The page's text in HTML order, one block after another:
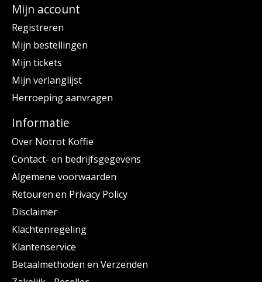
Mijn account
Registreren
Mijn bestellingen
Mijn tickets
Mijn verlanglijst
Herroeping aanvragen
Informatie
Over Notrot Koffie
Contact- en bedrijfsgegevens
Algemene voorwaarden
Retouren en Privacy Policy
Disclaimer
Klachtenregeling
Klantenservice
Betaalmethoden en Verzenden